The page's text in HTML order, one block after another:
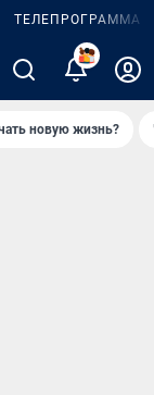
ТЕЛЕПРОГРАММА
2
новую жизнь?